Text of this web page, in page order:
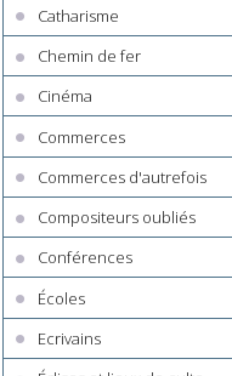
Catharisme
Chemin de fer
Cinéma
Commerces
Commerces d'autrefois
Compositeurs oubliés
Conférences
Écoles
Ecrivains